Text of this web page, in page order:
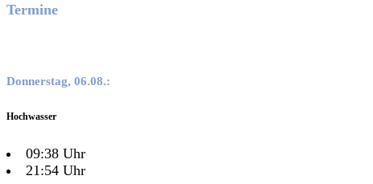
Termine
Donnerstag, 06.08.:
Hochwasser
09:38 Uhr
21:54 Uhr